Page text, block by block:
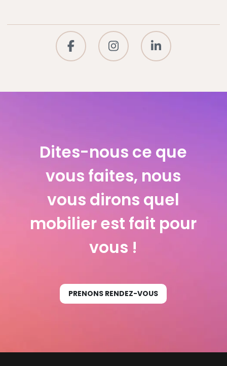
Dites-nous ce que
vous faites, nous
vous dirons quel
mobilier est fait pour
vous !
PRENONS RENDEZ-VOUS